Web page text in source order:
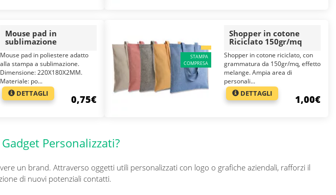
Mouse pad in
sublimazione
Mouse pad in poliestere adatto
alla stampa a sublimazione.
Dimensione: 220X180X2MM.
Materiale: po...
DETTAGLI 0,75€
STAMPA
COMPRESA
Shopper in cotone
Riciclato 150gr/mq
Shopper in cotone riciclato, con
grammatura da 150gr/mq, effetto
melange. Ampia area di
personali...
DETTAGLI 1,00€
Personalizzati?
un brand. Attraverso oggetti utili personalizzati con logo o grafiche aziendali, rafforzi il
di nuovi potenziali contatti.